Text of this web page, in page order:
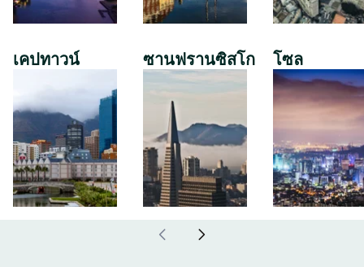
เคปทาวน์ ซานฟรานซิสโก โซล